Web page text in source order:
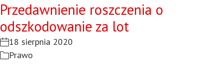
Przedawnienie roszczenia o
odszkodowanie za lot
18 sierpnia 2020
Prawo